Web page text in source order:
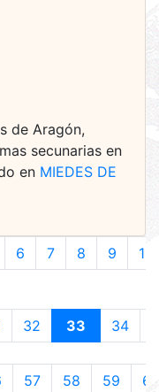
de Aragón,
secunarias en
en MIEDES DE
6 7 8 9 10
32 33 34
57 58 59 60